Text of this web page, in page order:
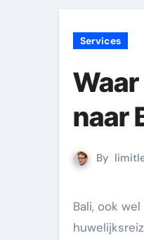
Services
naar
By
Bali, ook wel het “Eiland van de Goden” genoemd, is al lang een populaire bestemming voor